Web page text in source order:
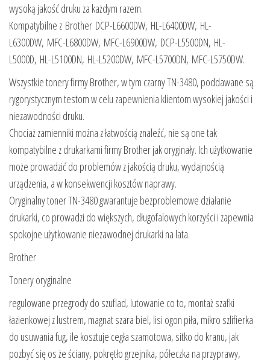
wysoką jakość druku za każdym razem.
Kompatybilne z Brother DCP-L6600DW, HL-L6400DW, HL-
L6300DW, MFC-L6800DW, MFC-L6900DW, DCP-L5500DN, HL-
L5000D, HL-L5100DN, HL-L5200DW, MFC-L5700DN, MFC-L5750DW.
Wszystkie tonery firmy Brother, w tym czarny TN-3480, poddawane są
rygorystycznym testom w celu zapewnienia klientom wysokiej jakości i
niezawodności druku.
Chociaż zamienniki można z łatwością znaleźć, nie są one tak
kompatybilne z drukarkami firmy Brother jak oryginały. Ich użytkowanie
może prowadzić do problemów z jakością druku, wydajnością
urządzenia, a w konsekwencji kosztów naprawy.
Oryginalny toner TN-3480 gwarantuje bezproblemowe działanie
drukarki, co prowadzi do większych, długofalowych korzyści i zapewnia
spokojne użytkowanie niezawodnej drukarki na lata.
Brother
Tonery oryginalne
regulowane przegrody do szuflad, lutowanie co to, montaż szafki
łazienkowej z lustrem, magnat szara biel, lisi ogon piła, mikro szlifierka
do usuwania fug, ile kosztuje cegła szamotowa, sitko do kranu, jak
pozbyć się os że ściany, pokrętło grzejnika, półeczka na przyprawy,